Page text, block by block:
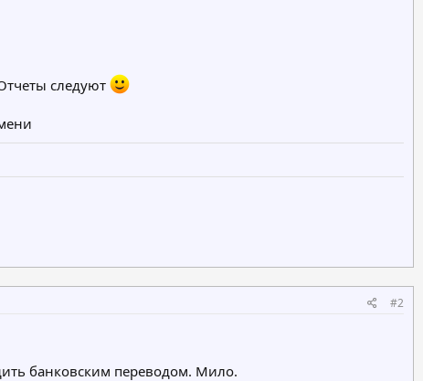
следуют
#2
банковским переводом. Мило.